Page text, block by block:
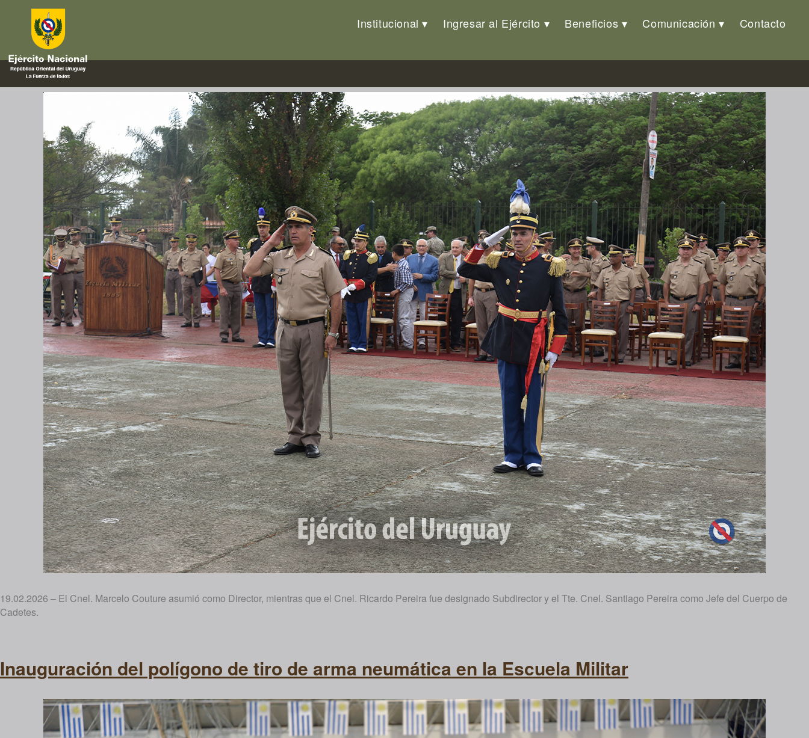
Institucional Ingresar al Ejército Beneficios Comunicación Contacto
plaza independencia
Relevos en la Escuela Militar
19.02.2026 – El Cnel. Marcelo Couture asumió como Director, mientras que el Cnel. Ricardo Pereira fue designado Subdirector y el Tte. Cnel. Santiago Pereira como Jefe del Cuerpo de
Cadetes.
Inauguración del polígono de tiro de arma neumática en la Escuela Militar